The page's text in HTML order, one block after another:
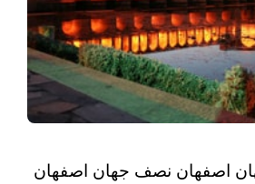
اصفهان نصف جهان اصفهان